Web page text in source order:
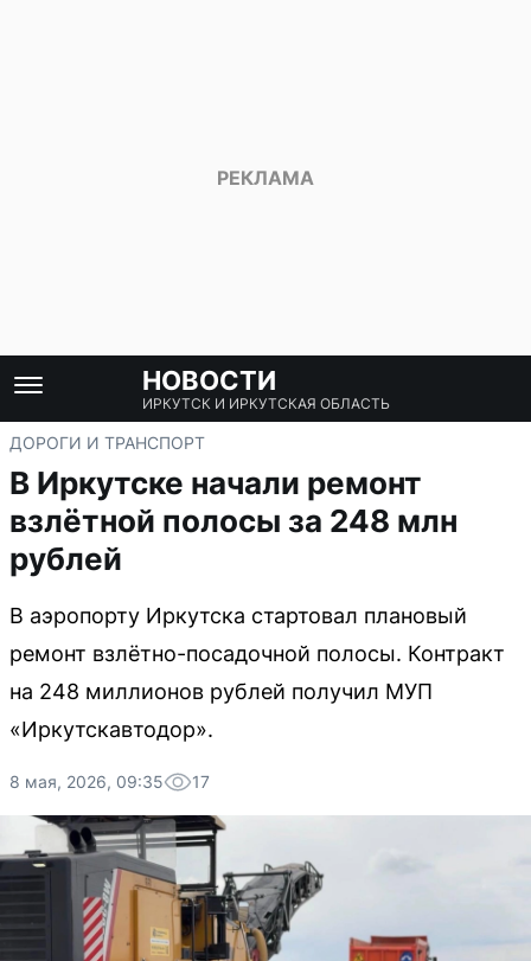
НОВОСТИ
ИРКУТСК И ИРКУТСКАЯ ОБЛАСТЬ
ДОРОГИ И ТРАНСПОРТ
В Иркутске начали ремонт
взлётной полосы за 248 млн
рублей
В аэропорту Иркутска стартовал плановый
ремонт взлётно-посадочной полосы. Контракт
на 248 миллионов рублей получил МУП
«Иркутскавтодор».
8 мая, 2026, 09:35 17